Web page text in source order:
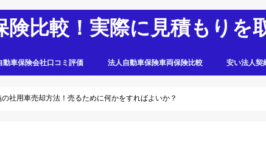
険比較！実際に見積もりを
動車保険会社口コミ評価 法人自動車保険車両保険比較 安い法人契
の社用車売却方法！売るために何かをすればよいか？